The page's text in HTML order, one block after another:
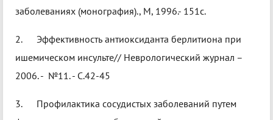
заболеваниях (монография)., М, 1996.- 151с.
2. Эффективность антиоксиданта берлитиона при
ишемическом инсульте// Неврологический журнал –
2006. - №11. - С.42-45
3. Профилактика сосудистых заболеваний путем